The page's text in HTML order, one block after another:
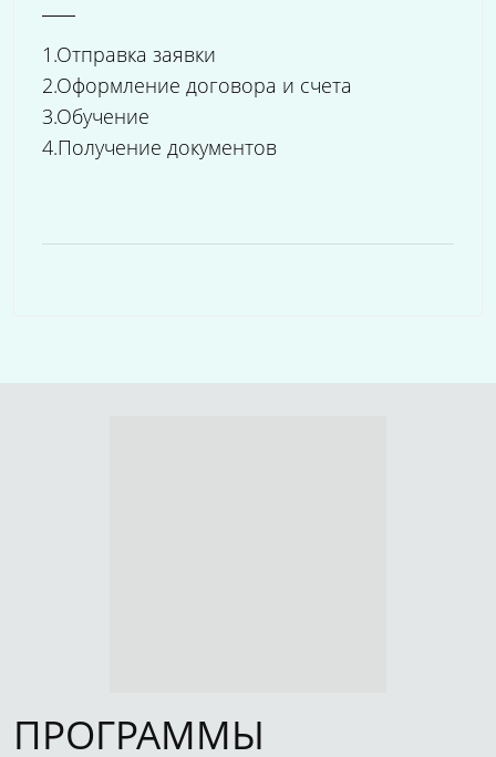
1.Отправка заявки
2.Оформление договора и счета
3.Обучение
4.Получение документов
ПРОГРАММЫ